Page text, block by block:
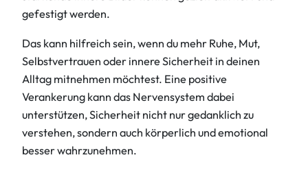
gefestigt werden.
Das kann hilfreich sein, wenn du mehr Ruhe, Mut,
Selbstvertrauen oder innere Sicherheit in deinen
Alltag mitnehmen möchtest. Eine positive
Verankerung kann das Nervensystem dabei
unterstützen, Sicherheit nicht nur gedanklich zu
verstehen, sondern auch körperlich und emotional
besser wahrzunehmen.